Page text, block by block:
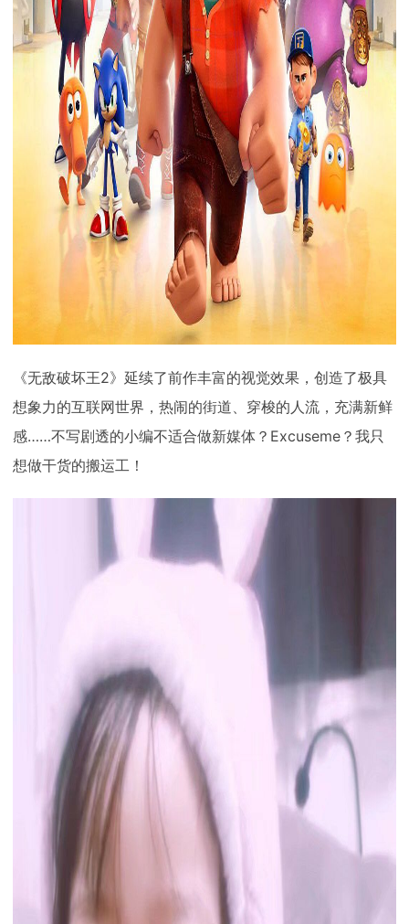
《无敌破坏王2》延续了前作丰富的视觉效果，创造了极具
想象力的互联网世界，热闹的街道、穿梭的人流，充满新鲜
感……不写剧透的小编不适合做新媒体？Excuseme？我只
想做干货的搬运工！